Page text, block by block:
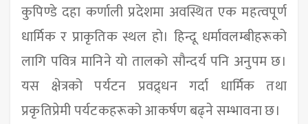
कुपिण्डे दहा कर्णाली प्रदेशमा अवस्थित एक महत्वपूर्ण
धार्मिक र प्राकृतिक स्थल हो। हिन्दू धर्मावलम्बीहरूको
लागि पवित्र मानिने यो तालको सौन्दर्य पनि अनुपम छ।
यस क्षेत्रको पर्यटन प्रवद्र्धन गर्दा धार्मिक तथा
प्रकृतिप्रेमी पर्यटकहरूको आकर्षण बढ्ने सम्भावना छ।